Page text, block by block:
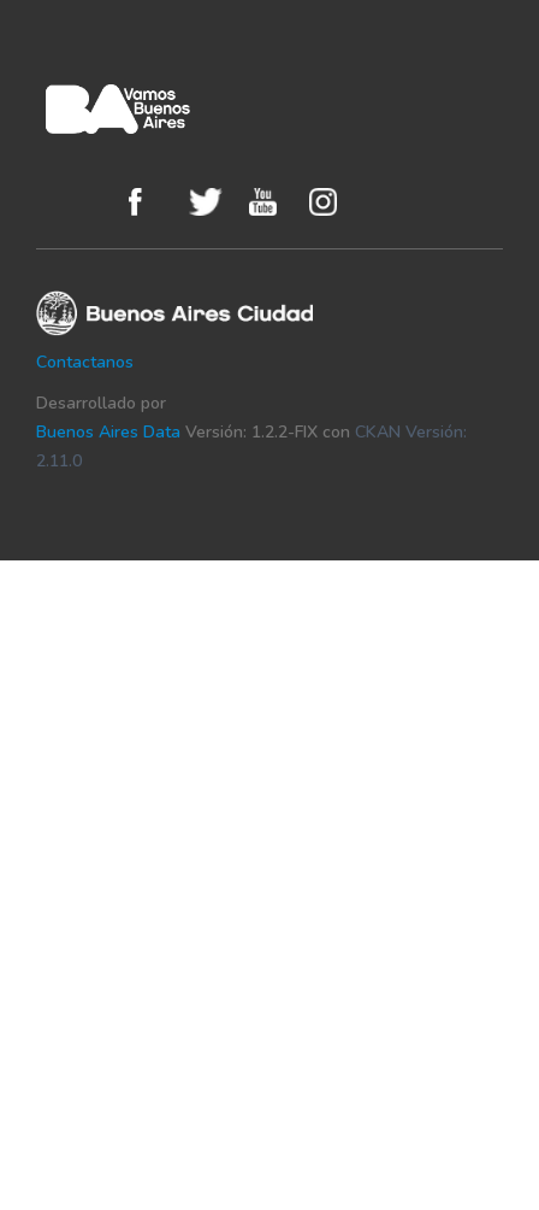
902
9004
9005
Contactanos
Desarrollado por
Buenos Aires Data Versión: 1.2.2-FIX con CKAN Versión:
2.11.0